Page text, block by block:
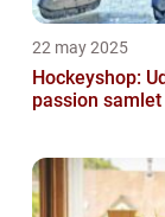
22 may 2025
Hockeyshop:
passion